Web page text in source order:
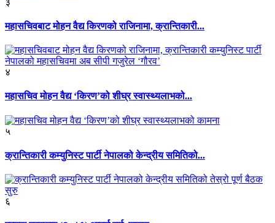
महासचिवबाट मोहन वैद्य किरणको राजिनामा, क्रान्तिकारी...
४
महासचिव मोहन वैद्य ‘किरण’को शीघ्र स्वास्थ्यलाभको...
५
क्रान्तिकारी कम्युनिस्ट पार्टी नेपालको केन्द्रीय समितिको...
६